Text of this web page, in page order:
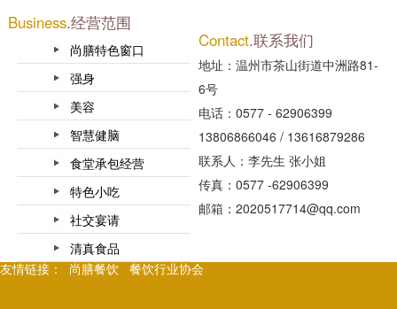
Business.经营范围
尚膳特色窗口
强身
美容
智慧健脑
食堂承包经营
特色小吃
社交宴请
清真食品
Contact.联系我们
地址：温州市茶山街道中洲路81-
6号
电话：0577 - 62906399
13806866046 / 13616879286
联系人：李先生 张小姐
传真：0577 -62906399
邮箱：2020517714@qq.com
友情链接： 尚膳餐饮 餐饮行业协会